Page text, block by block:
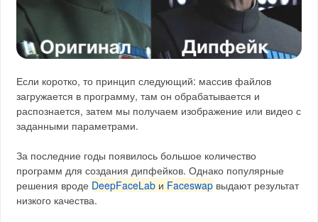
Если коротко, то принцип следующий: массив файлов
загружается в программу, там он обрабатывается и
распознается, затем мы получаем изображение или видео с
заданными параметрами.
За последние годы появилось большое количество
программ для создания дипфейков. Однако популярные
решения вроде DeepFaceLab и Faceswap выдают результат
низкого качества.